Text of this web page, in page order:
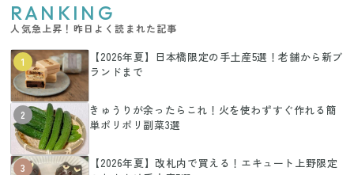
RANKING
人気急上昇！昨日よく読まれた記事
1
【2026年夏】日本橋限定の手土産5選！老舗から新ブ
ランドまで
2
きゅうりが余ったらこれ！火を使わずすぐ作れる簡
単ポリポリ副菜3選
3
【2026年夏】改札内で買える！エキュート上野限定